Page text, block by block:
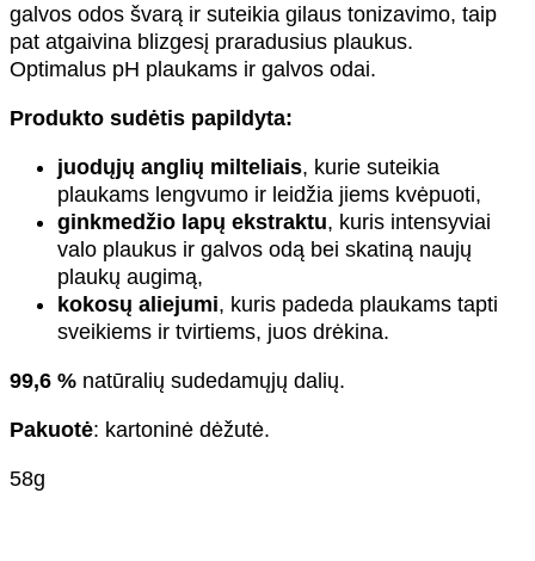
galvos odos švarą ir suteikia gilaus tonizavimo, taip
pat atgaivina blizgesį praradusius plaukus.
Optimalus pH plaukams ir galvos odai.
Produkto sudėtis papildyta:
juodųjų anglių milteliais, kurie suteikia
plaukams lengvumo ir leidžia jiems kvėpuoti,
ginkmedžio lapų ekstraktu, kuris intensyviai
valo plaukus ir galvos odą bei skatiną naujų
plaukų augimą,
kokosų aliejumi, kuris padeda plaukams tapti
sveikiems ir tvirtiems, juos drėkina.
99,6 % natūralių sudedamųjų dalių.
Pakuotė: kartoninė dėžutė.
58g